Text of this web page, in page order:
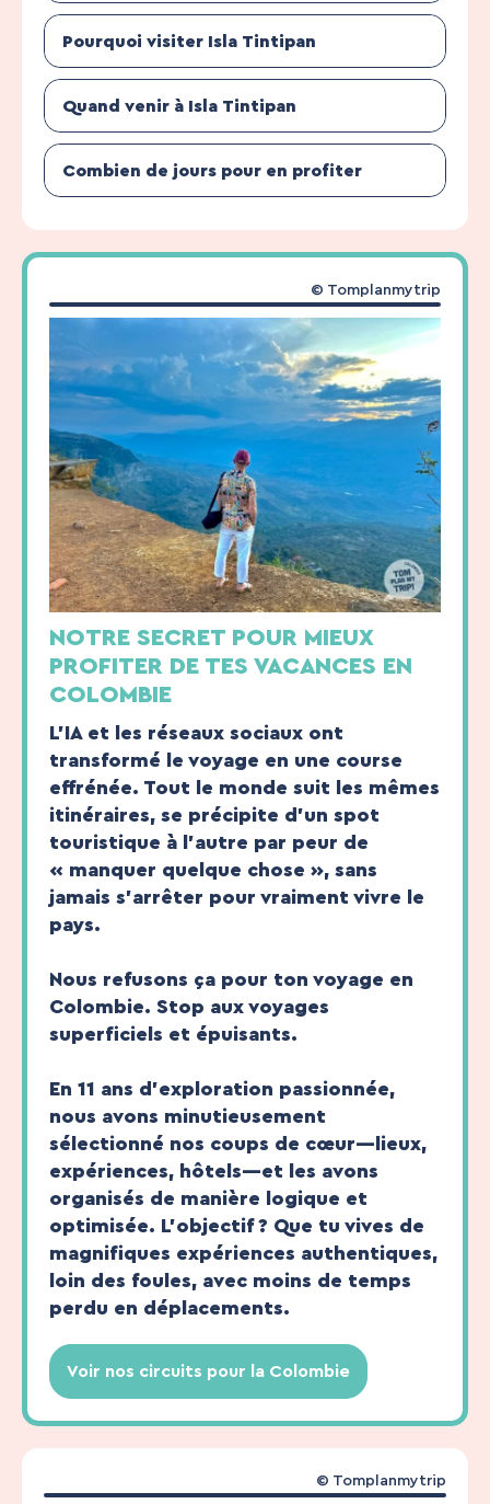
Pourquoi visiter Isla Tintipan
Quand venir à Isla Tintipan
Combien de jours pour en profiter
NOTRE SECRET POUR MIEUX
PROFITER DE TES VACANCES EN
COLOMBIE
L’IA et les réseaux sociaux ont
transformé le voyage en une course
effrénée. Tout le monde suit les mêmes
itinéraires, se précipite d’un spot
touristique à l’autre par peur de
« manquer quelque chose », sans
jamais s’arrêter pour vraiment vivre le
pays.
Nous refusons ça pour ton voyage en
Colombie. Stop aux voyages
superficiels et épuisants.
En 11 ans d’exploration passionnée,
nous avons minutieusement
sélectionné nos coups de cœur—lieux,
expériences, hôtels—et les avons
organisés de manière logique et
optimisée. L’objectif ? Que tu vives de
magnifiques expériences authentiques,
loin des foules, avec moins de temps
perdu en déplacements.
Voir nos circuits pour la Colombie
© Tomplanmytrip
© Tomplanmytrip